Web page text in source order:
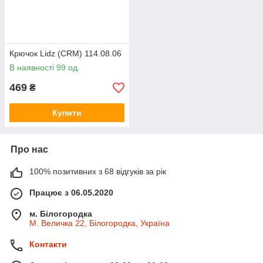
Крючок Lidz (CRM) 114.08.06
В наявності 99 од.
469 ₴
Купити
Про нас
100% позитивних з 68 відгуків за рік
Працює з 06.05.2020
м. Білогородка
М. Величка 22, Білогородка, Україна
Контакти